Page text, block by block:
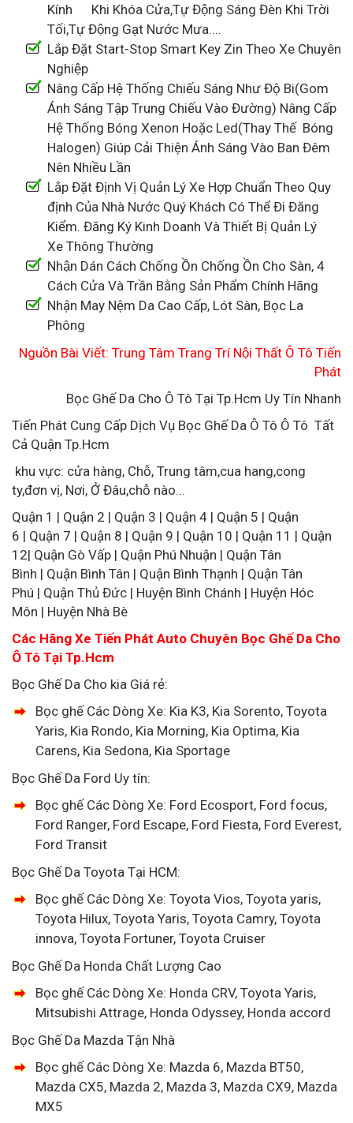
Kính Khi Khóa Cửa,Tự Động Sáng Đèn Khi Trời
Tối,Tự Động Gạt Nước Mưa....
Lắp Đặt Start-Stop Smart Key Zin Theo Xe Chuyên
Nghiệp
Nâng Cấp Hệ Thống Chiếu Sáng Như Độ Bi(Gom
Ánh Sáng Tập Trung Chiếu Vào Đường) Nâng Cấp
Hệ Thống Bóng Xenon Hoặc Led(Thay Thế Bóng
Halogen) Giúp Cải Thiện Ánh Sáng Vào Ban Đêm
Nên Nhiều Lần
Lắp Đặt Định Vị Quản Lý Xe Hợp Chuẩn Theo Quy
định Của Nhà Nước Quý Khách Có Thể Đi Đăng
Kiểm. Đăng Ký Kinh Doanh Và Thiết Bị Quản Lý
Xe Thông Thường
Nhận Dán Cách Chống Ồn Chống Ồn Cho Sàn, 4
Cách Cửa Và Trần Bằng Sản Phẩm Chính Hãng
Nhận May Nệm Da Cao Cấp, Lót Sàn, Bọc La
Phông
Nguồn Bài Viết: Trung Tâm Trang Trí Nội Thất Ô Tô Tiến
Phát
Bọc Ghế Da Cho Ô Tô Tại Tp.Hcm Uy Tín Nhanh
Tiến Phát Cung Cấp Dịch Vụ Bọc Ghế Da Ô Tô Ô Tô Tất
Cả Quận Tp.Hcm
khu vực: cửa hàng, Chỗ, Trung tâm,cua hang,cong
ty,đơn vị, Nơi, Ở Đâu,chỗ nào...
Quận 1 | Quận 2 | Quận 3 | Quận 4 | Quận 5 | Quận
6 | Quận 7 | Quận 8 | Quận 9 | Quận 10 | Quận 11 | Quận
12| Quận Gò Vấp | Quận Phú Nhuận | Quận Tân
Bình | Quận Bình Tân | Quận Bình Thạnh | Quận Tân
Phú | Quận Thủ Đức | Huyện Bình Chánh | Huyện Hóc
Môn | Huyện Nhà Bè
Các Hãng Xe Tiến Phát Auto Chuyên Bọc Ghế Da Cho
Ô Tô Tại Tp.Hcm
Bọc Ghế Da Cho kia Giá rẻ:
Bọc ghế Các Dòng Xe: Kia K3, Kia Sorento, Toyota
Yaris, Kia Rondo, Kia Morning, Kia Optima, Kia
Carens, Kia Sedona, Kia Sportage
Bọc Ghế Da Ford Uy tín:
Bọc ghế Các Dòng Xe: Ford Ecosport, Ford focus,
Ford Ranger, Ford Escape, Ford Fiesta, Ford Everest,
Ford Transit
Bọc Ghế Da Toyota Tại HCM:
Bọc ghế Các Dòng Xe: Toyota Vios, Toyota yaris,
Toyota Hilux, Toyota Yaris, Toyota Camry, Toyota
innova, Toyota Fortuner, Toyota Cruiser
Bọc Ghế Da Honda Chất Lượng Cao
Bọc ghế Các Dòng Xe: Honda CRV, Toyota Yaris,
Mitsubishi Attrage, Honda Odyssey, Honda accord
Bọc Ghế Da Mazda Tận Nhà
Bọc ghế Các Dòng Xe: Mazda 6, Mazda BT50,
Mazda CX5, Mazda 2, Mazda 3, Mazda CX9, Mazda
MX5